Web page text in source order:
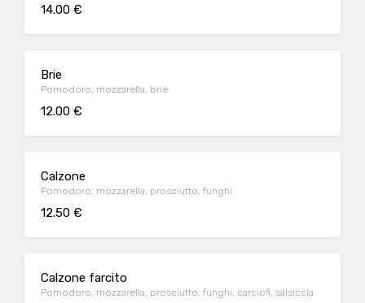
14.00 €
Brie
Pomodoro, mozzarella, brie
12.00 €
Calzone
Pomodoro, mozzarella, prosciutto, funghi
12.50 €
Calzone farcito
Pomodoro, mozzarella, prosciutto, funghi, carciofi, salsiccia